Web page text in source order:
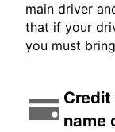
main driver
that if your
you must
name